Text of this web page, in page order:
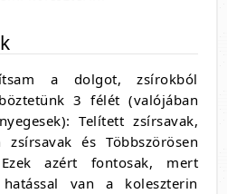
a dolgot, zsírokból
3 félét (valójában
Telített zsírsavak,
zsírsavak és Többszörösen
azért fontosak, mert
van a koleszterin